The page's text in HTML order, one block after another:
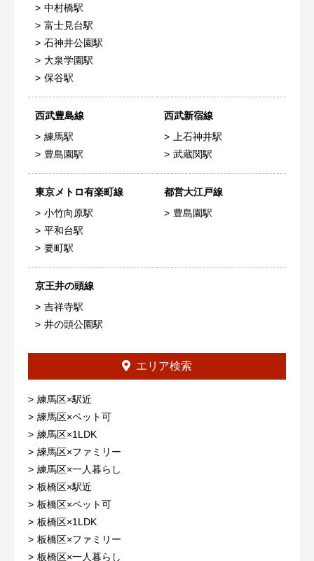
中村橋駅
富士見台駅
石神井公園駅
大泉学園駅
保谷駅
西武豊島線
練馬駅
豊島園駅
西武新宿線
上石神井駅
武蔵関駅
東京メトロ有楽町線
小竹向原駅
平和台駅
要町駅
都営大江戸線
豊島園駅
京王井の頭線
吉祥寺駅
井の頭公園駅
エリア検索
練馬区×駅近
練馬区×ペット可
練馬区×1LDK
練馬区×ファミリー
練馬区×一人暮らし
板橋区×駅近
板橋区×ペット可
板橋区×1LDK
板橋区×ファミリー
板橋区×一人暮らし